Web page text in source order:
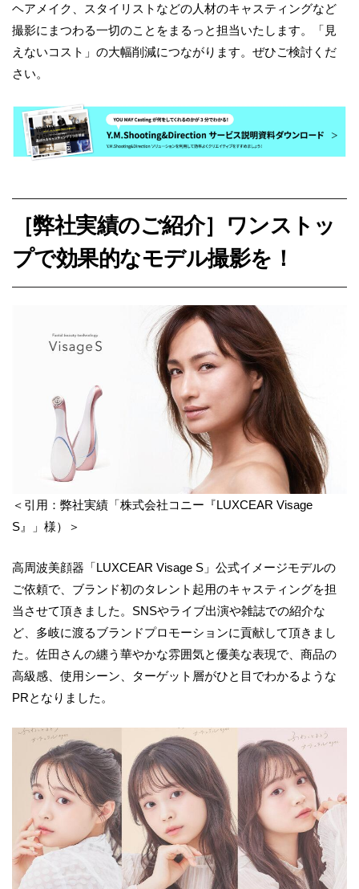
ヘアメイク、スタイリストなどの人材のキャスティングなど
撮影にまつわる一切のことをまるっと担当いたします。「見
えないコスト」の大幅削減につながります。ぜひご検討くだ
さい。
［弊社実績のご紹介］ワンストッ
プで効果的なモデル撮影を！
＜引用：弊社実績「株式会社コニー『LUXCEAR Visage
S』」様）＞
高周波美顔器「LUXCEAR Visage S」公式イメージモデルの
ご依頼で、ブランド初のタレント起用のキャスティングを担
当させて頂きました。SNSやライブ出演や雑誌での紹介な
ど、多岐に渡るブランドプロモーションに貢献して頂きまし
た。佐田さんの纏う華やかな雰囲気と優美な表現で、商品の
高級感、使用シーン、ターゲット層がひと目でわかるような
PRとなりました。